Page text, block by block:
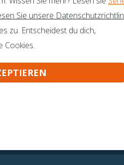
Sie unsere
zu. Entscheidest du dich,
Cookies.